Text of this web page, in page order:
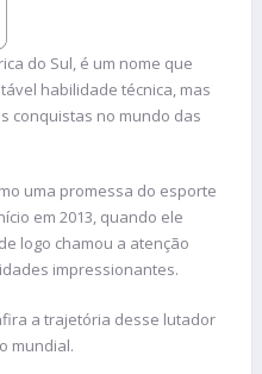
do Sul, é um nome que
habilidade técnica, mas
conquistas no mundo das
uma promessa do esporte
em 2013, quando ele
logo chamou a atenção
impressionantes.
a trajetória desse lutador
mundial.